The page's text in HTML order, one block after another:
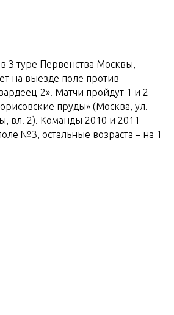
3 туре Первенства Москвы,
на выезде поле против
2». Матчи пройдут 1 и 2
пруды» (Москва, ул.
вл. 2). Команды 2010 и 2011
№3, остальные возраста – на 1